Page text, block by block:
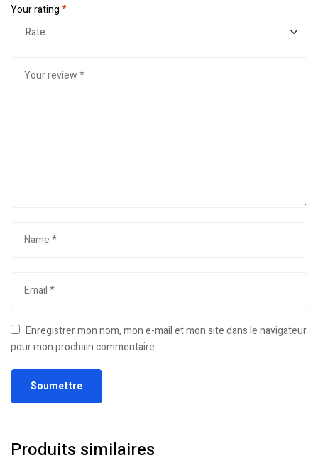
Your rating*
Enregistrer mon nom, mon e-mail et mon site dans le navigateur
pour mon prochain commentaire.
Produits similaires